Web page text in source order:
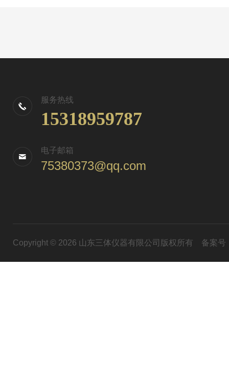
服务热线
15318959787
电子邮箱
75380373@qq.com
Copyright © 2026 山东三体仪器有限公司版权所有 备案号